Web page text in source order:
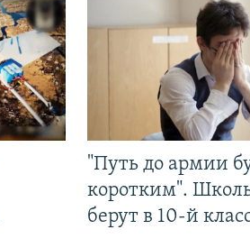
"Путь до армии
коротким".
берут в 10-й